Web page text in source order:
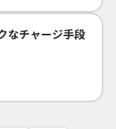
なチャージ手段